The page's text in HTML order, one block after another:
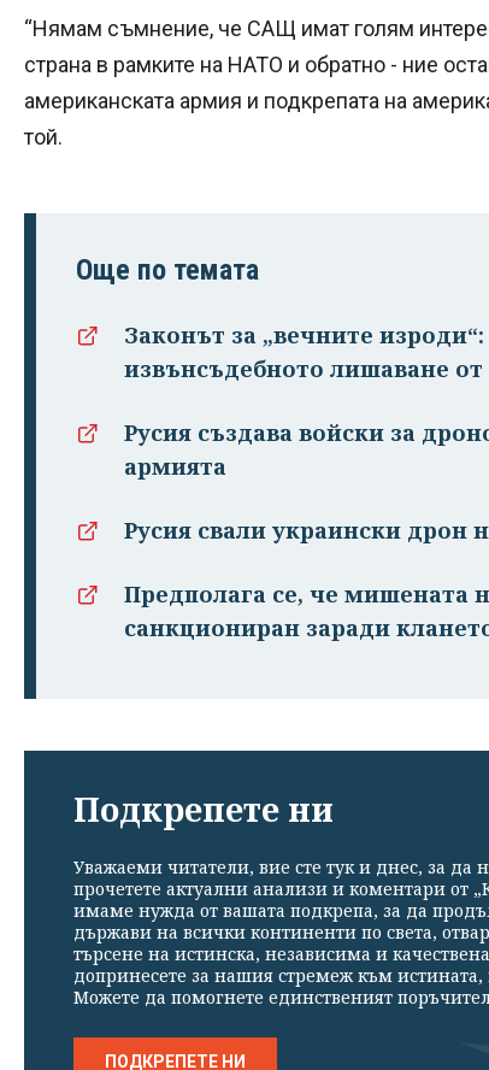
“Нямам съмнение, че САЩ имат голям
страна в рамките на НАТО и обратно - ние
американската армия и подкрепата на
той.
Още по темата
Законът за „вечните
извънсъдебното лишаване от
Русия създава войски за
армията
Русия свали украински дрон
Предполага се, че мишената
санкциониран заради
Подкрепете ни
Уважаеми читатели, вие сте тук и днес, за да
прочетете актуални анализи и коментари от
имаме нужда от вашата подкрепа, за да
държави на всички континенти по света,
търсене на истинска, независима и
допринесете за нашия стремеж към
Можете да помогнете единственият
ПОДКРЕПЕТЕ НИ